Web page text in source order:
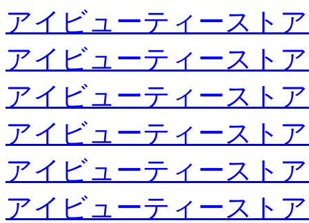
アイビューティースト
アイビューティースト
アイビューティースト
アイビューティースト
アイビューティースト
アイビューティースト